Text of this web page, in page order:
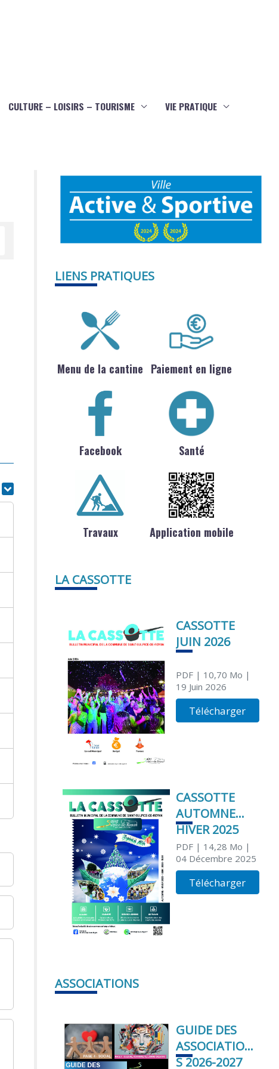
CULTURE – LOISIRS – TOURISME VIE PRATIQUE
LIENS PRATIQUES
Menu de la cantine Paiement en ligne
Facebook Santé
Travaux Application mobile
LA CASSOTTE
CASSOTTE
JUIN 2026
PDF| 10,70 Mo |
19 Juin 2026
Télécharger
CASSOTTE
AUTOMNE
HIVER 2025
PDF| 14,28 Mo |
04 Décembre 2025
Télécharger
ASSOCIATIONS
GUIDE DES
ASSOCIATION
S 2026-2027